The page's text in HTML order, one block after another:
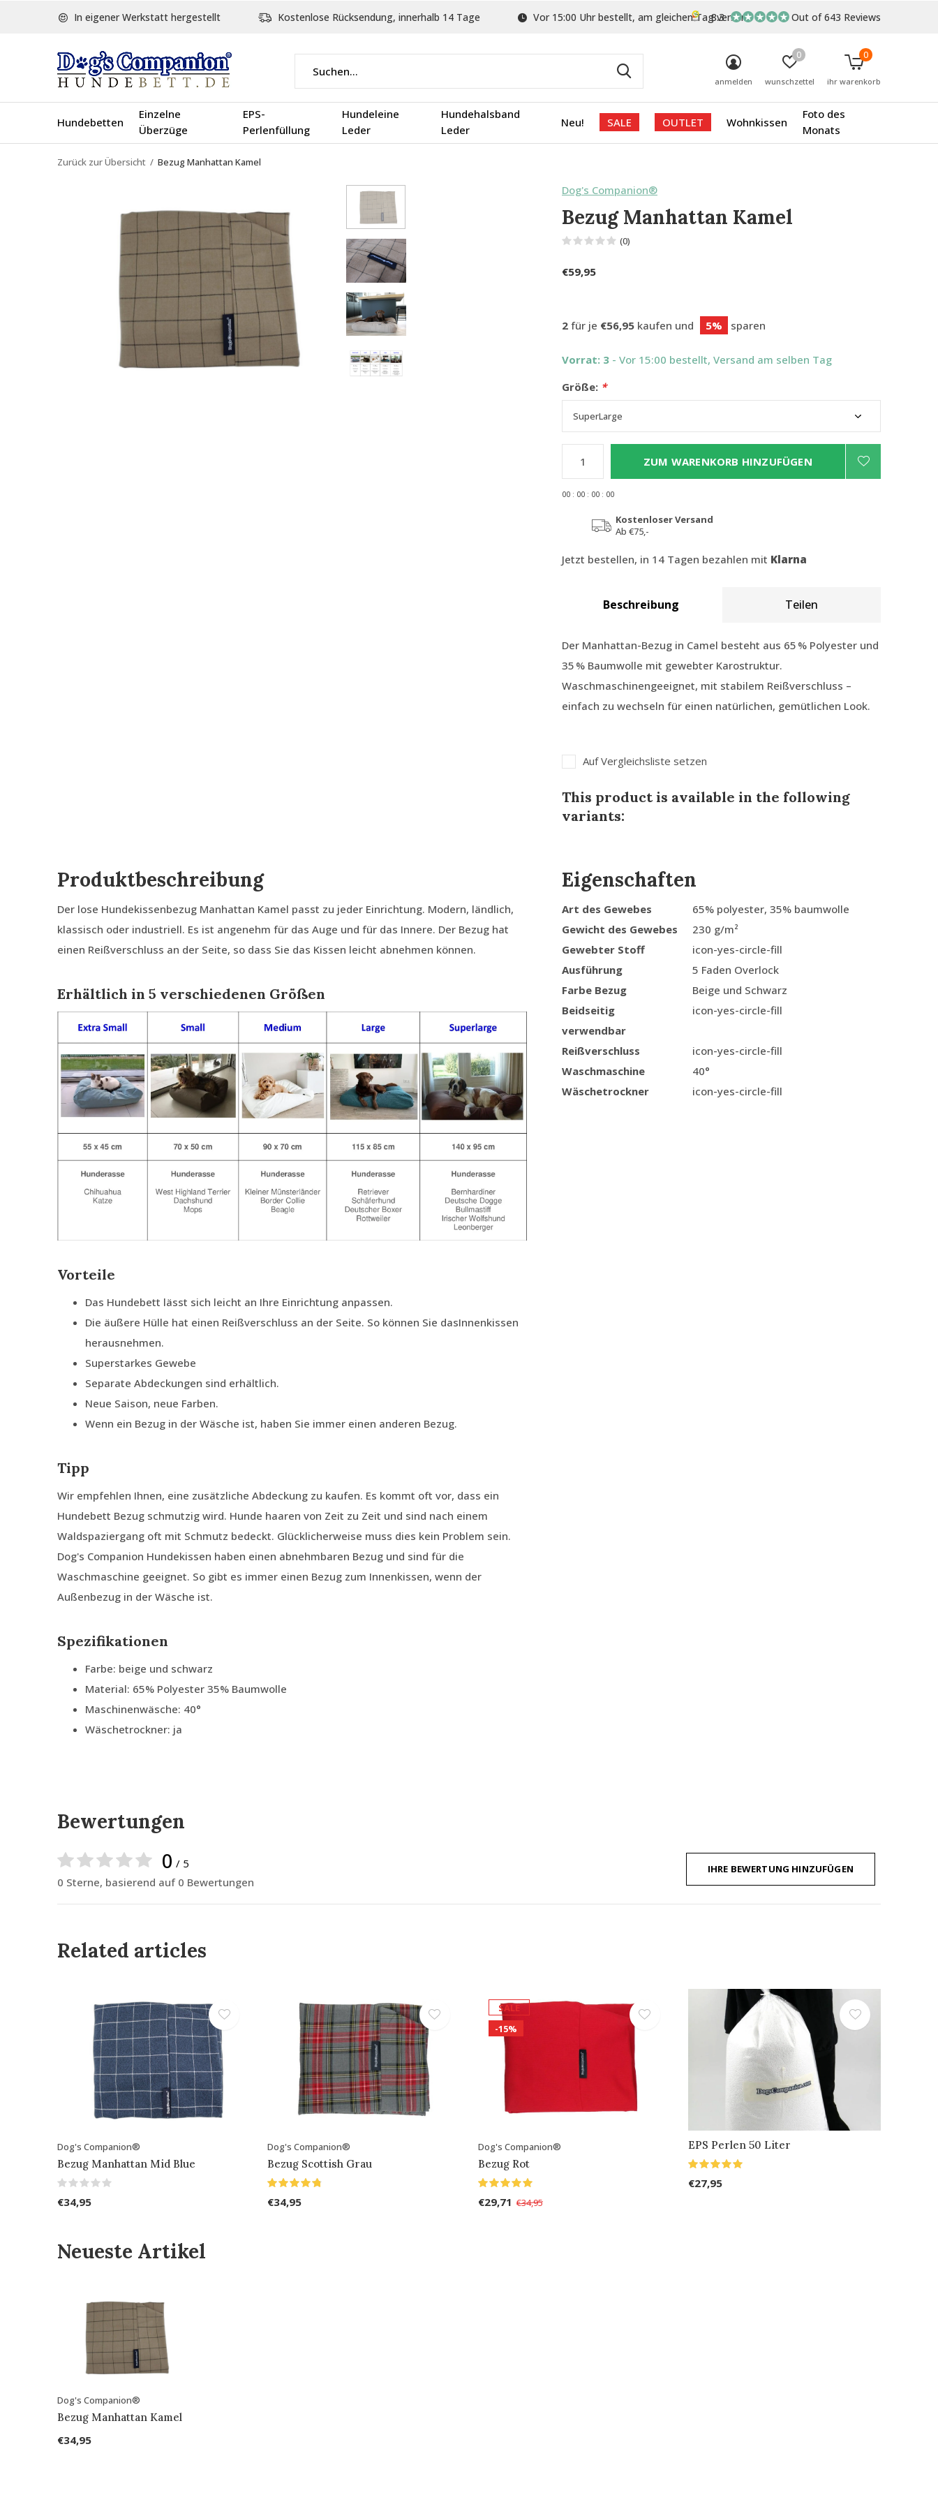
Hundebetten
Einzelne
Überzüge
EPS-
Perlenfüllung
Hundeleine
Leder
Hundehalsband
Leder
Neu! SALE OUTLET Wohnkissen
Foto des
Monats
anmelden wunschzettel
0
ihr warenkorb
0
In eigener Werkstatt hergestellt Kostenlose Rücksendung, innerhalb 14 Tage Vor 15:00 Uhr bestellt, am gleichen Tag versand
8.3 Out of 643 Reviews
Zurück zur Übersicht Bezug Manhattan Kamel
Dog's Companion®
Bezug Manhattan Kamel
(0)
€59,95
2 für je €56,95 kaufen und 5% sparen
Vorrat: 3 - Vor 15:00 bestellt, Versand am selben Tag
Größe: *
ZUM WARENKORB HINZUFÜGEN
00 : 00 : 00 : 00
Kostenloser Versand
Ab €75,-
Jetzt bestellen, in 14 Tagen bezahlen mit Klarna
Beschreibung Teilen
Der Manhattan-Bezug in Camel besteht aus 65 % Polyester und
35 % Baumwolle mit gewebter Karostruktur.
Waschmaschinengeeignet, mit stabilem Reißverschluss –
einfach zu wechseln für einen natürlichen, gemütlichen Look.
Auf Vergleichsliste setzen
This product is available in the following
variants:
Produktbeschreibung
Der lose Hundekissenbezug Manhattan Kamel passt zu jeder Einrichtung. Modern, ländlich,
klassisch oder industriell. Es ist angenehm für das Auge und für das Innere. Der Bezug hat
einen Reißverschluss an der Seite, so dass Sie das Kissen leicht abnehmen können.
Erhältlich in 5 verschiedenen Größen
Vorteile
Das Hundebett lässt sich leicht an Ihre Einrichtung anpassen.
Die äußere Hülle hat einen Reißverschluss an der Seite. So können Sie dasInnenkissen
herausnehmen.
Superstarkes Gewebe
Separate Abdeckungen sind erhältlich.
Neue Saison, neue Farben.
Wenn ein Bezug in der Wäsche ist, haben Sie immer einen anderen Bezug.
Tipp
Wir empfehlen Ihnen, eine zusätzliche Abdeckung zu kaufen. Es kommt oft vor, dass ein
Hundebett Bezug schmutzig wird. Hunde haaren von Zeit zu Zeit und sind nach einem
Waldspaziergang oft mit Schmutz bedeckt. Glücklicherweise muss dies kein Problem sein.
Dog's Companion Hundekissen haben einen abnehmbaren Bezug und sind für die
Waschmaschine geeignet. So gibt es immer einen Bezug zum Innenkissen, wenn der
Außenbezug in der Wäsche ist.
Spezifikationen
Farbe: beige und schwarz
Material: 65% Polyester 35% Baumwolle
Maschinenwäsche: 40°
Wäschetrockner: ja
Eigenschaften
Art des Gewebes
65% polyester, 35% baumwolle
Gewicht des Gewebes
230 g/m²
Gewebter Stoff
icon-yes-circle-fill
Ausführung
5 Faden Overlock
Farbe Bezug
Beige und Schwarz
Beidseitig
verwendbar
icon-yes-circle-fill
Reißverschluss
icon-yes-circle-fill
Waschmaschine
40°
Wäschetrockner
icon-yes-circle-fill
Bewertungen
0 / 5
0 Sterne, basierend auf 0 Bewertungen
IHRE BEWERTUNG HINZUFÜGEN
Related articles
Dog's Companion®
Bezug Manhattan Mid Blue
€34,95
Dog's Companion®
Bezug Scottish Grau
€34,95
SALE
-15%
Dog's Companion®
Bezug Rot
€29,71 €34,95
EPS Perlen 50 Liter
€27,95
Neueste Artikel
Dog's Companion®
Bezug Manhattan Kamel
€34,95